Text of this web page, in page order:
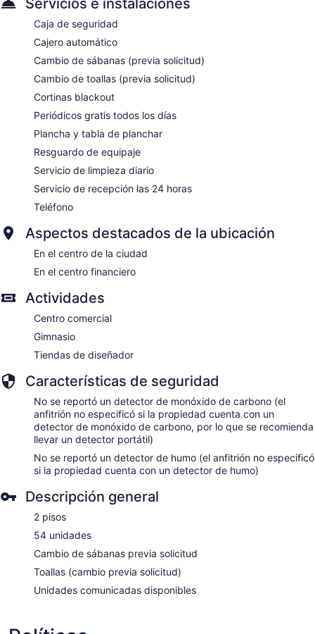
Caja de seguridad
Cajero automático
Cambio de sábanas (previa solicitud)
Cambio de toallas (previa solicitud)
Cortinas blackout
Periódicos gratis todos los días
Plancha y tabla de planchar
Resguardo de equipaje
Servicio de limpieza diario
Servicio de recepción las 24 horas
Teléfono
Aspectos destacados de la ubicación
En el centro de la ciudad
En el centro financiero
Actividades
Centro comercial
Gimnasio
Tiendas de diseñador
Características de seguridad
No se reportó un detector de monóxido de carbono (el
anfitrión no especificó si la propiedad cuenta con un
detector de monóxido de carbono, por lo que se recomienda
llevar un detector portátil)
No se reportó un detector de humo (el anfitrión no especificó
si la propiedad cuenta con un detector de humo)
Descripción general
2 pisos
54 unidades
Cambio de sábanas previa solicitud
Toallas (cambio previa solicitud)
Unidades comunicadas disponibles